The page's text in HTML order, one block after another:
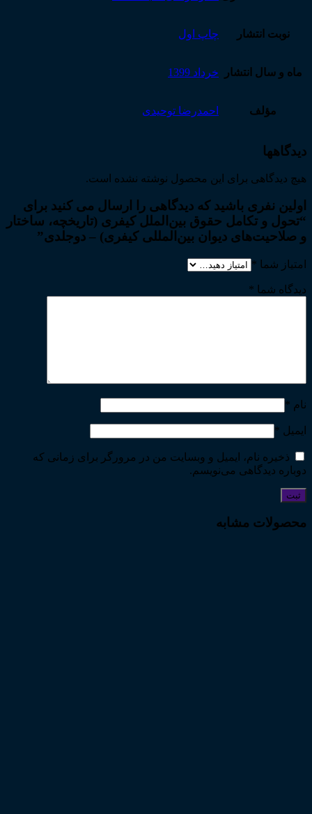
نوبت انتشار چاپ اول
ماه و سال انتشار خرداد 1399
مؤلف احمدرضا توحیدی
دیدگاهها
هیچ دیدگاهی برای این محصول نوشته نشده است.
اولین نفری باشید که دیدگاهی را ارسال می کنید برای
“تحول و تکامل حقوق بین‌الملل کیفری (تاریخچه، ساختار
و صلاحیت‌های دیوان بین‌المللی کیفری) – دوجلدی”
امتیاز شما *
دیدگاه شما *
نام *
ایمیل *
ذخیره نام، ایمیل و وبسایت من در مرورگر برای زمانی که
دوباره دیدگاهی می‌نویسم.
محصولات مشابه